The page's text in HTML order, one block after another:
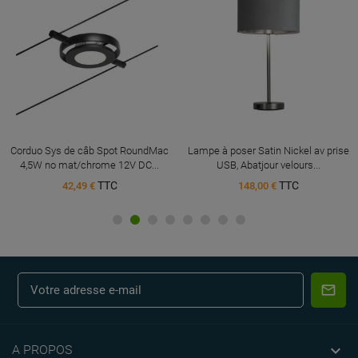
Corduo Sys de câb Spot RoundMac
4,5W no mat/chrome 12V DC...
42,49 € TTC
Lampe à poser Satin Nickel av prise
USB, Abatjour velours...
148,00 € TTC
A PROPOS 